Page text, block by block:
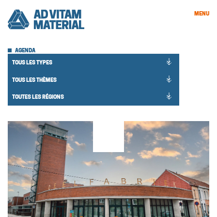
MENU
AGENDA
TOUS LES TYPES
result
available
TOUS LES THÈMES
25
results
available
TOUTES LES RÉGIONS
5
results